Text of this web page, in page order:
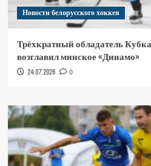
Новости белорусского хоккея
Трёхкратный обладатель
возглавил минское «Динамо»
24.07.2026 0